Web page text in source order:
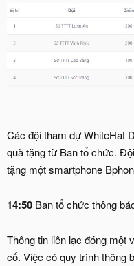
Các đội tham dự WhiteHat
quà tặng từ Ban tổ chức.
tặng một smartphone
14:50 Ban tổ chức thông
Thông tin liên lạc đóng một
cố. Việc có quy trình thông